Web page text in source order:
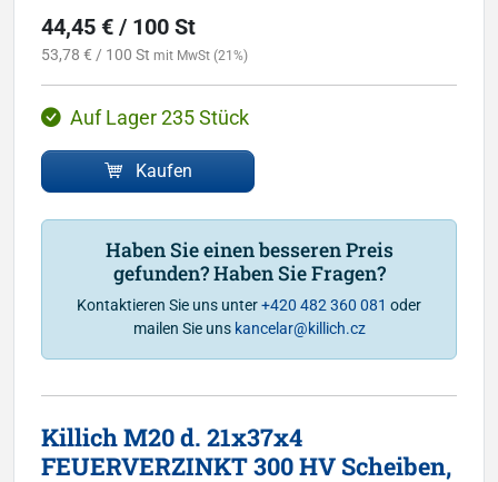
44,45 € / 100 St
53,78 € / 100 St mit MwSt (21%)
Auf Lager 235 Stück
Kaufen
Haben Sie einen besseren Preis
gefunden? Haben Sie Fragen?
Kontaktieren Sie uns unter+420 482 360 081 oder
mailen Sie uns kancelar@killich.cz
Killich M20 d. 21x37x4
FEUERVERZINKT 300 HV Scheiben,